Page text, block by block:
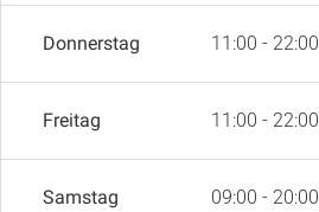
Donnerstag 11:00 - 22:00
Freitag 11:00 - 22:00
Samstag 09:00 - 20:00